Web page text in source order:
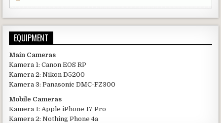
EQUIPMENT
Main Cameras
Kamera 1: Canon EOS RP
Kamera 2: Nikon D5200
Kamera 3: Panasonic DMC-FZ300
Mobile Cameras
Kamera 1: Apple iPhone 17 Pro
Kamera 2: Nothing Phone 4a